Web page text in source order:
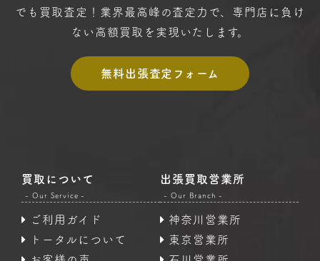
でも買取査定！ 業界最高峰の査定力で、専門店に 負け
ない高額買取を実現いたします。
無料出張査定フォーム
買取について
- Our Service -
ご利用ガイド
トータルについて
出張買取営業所
- Our Branch -
神奈川営業所
東京営業所